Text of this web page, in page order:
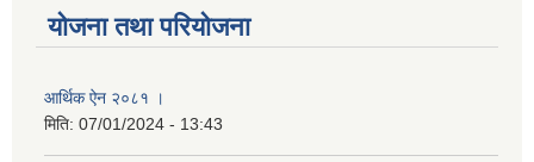
योजना तथा परियोजना
आर्थिक ऐन २०८१ ।
मिति: 07/01/2024 - 13:43